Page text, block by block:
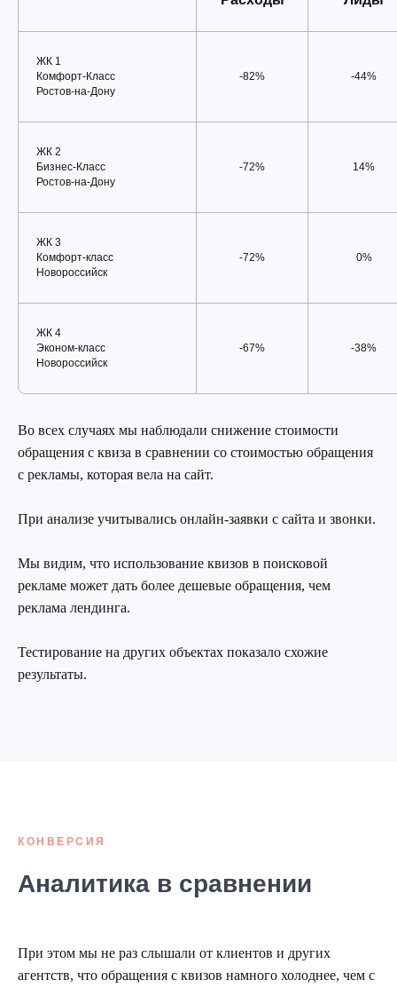
ЖК 1
Комфорт-Класc
Ростов-на-Дону
-82% -44%
ЖК 2
Бизнес-Класс
Ростов-на-Дону
-72% 14%
ЖК 3
Комфорт-класс
Новороссийск
-72% 0%
ЖК 4
Эконом-класс
Новороссийск
-67% -38%
Во всех случаях мы наблюдали снижение стоимости
обращения с квиза в сравнении со стоимостью обращения
с рекламы, которая вела на сайт.
При анализе учитывались онлайн-заявки с сайта и звонки.
Мы видим, что использование квизов в поисковой
рекламе может дать более дешевые обращения, чем
реклама лендинга.
Тестирование на других объектах показало схожие
результаты.
КОНВЕРСИЯ
Аналитика в сравнении
При этом мы не раз слышали от клиентов и других
агентств, что обращения с квизов намного холоднее, чем с